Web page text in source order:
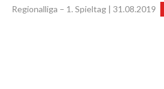
Regionalliga – 1. Spieltag | 31.08.2019